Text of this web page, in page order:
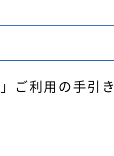
ご利用の手引き